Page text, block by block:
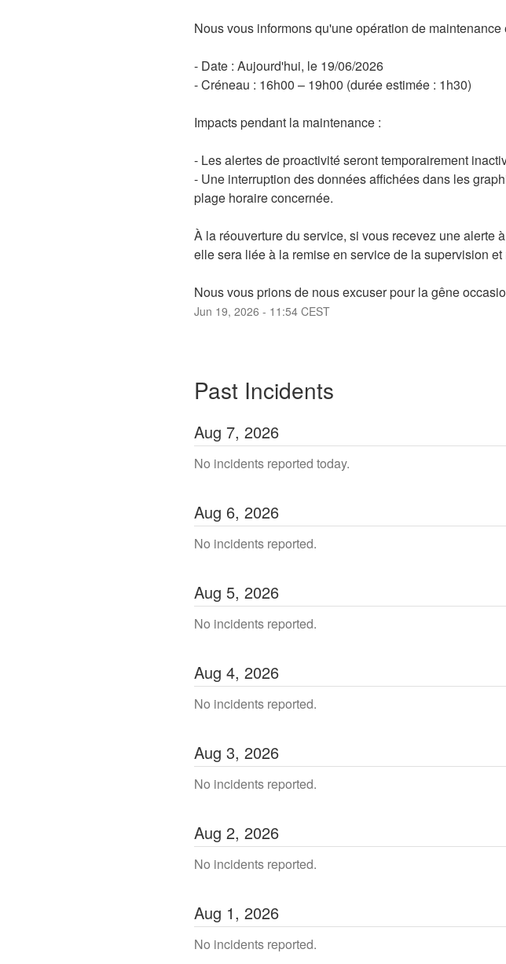
Nous vous informons qu'une opération de
- Date : Aujourd'hui, le 19/06/2026
- Créneau : 16h00 – 19h00 (durée estimée : 1h30)
Impacts pendant la maintenance :
- Les alertes de proactivité seront temporairement
- Une interruption des données affichées dans les
plage horaire concernée.
À la réouverture du service, si vous recevez une alerte
elle sera liée à la remise en service de la supervision
Nous vous prions de nous excuser pour la gêne
Jun 19, 2026 - 11:54 CEST
Past Incidents
Aug 7, 2026
No incidents reported today.
Aug 6, 2026
No incidents reported.
Aug 5, 2026
No incidents reported.
Aug 4, 2026
No incidents reported.
Aug 3, 2026
No incidents reported.
Aug 2, 2026
No incidents reported.
Aug 1, 2026
No incidents reported.